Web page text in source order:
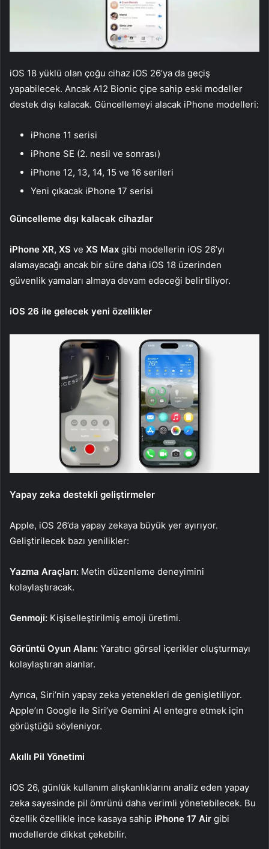
iOS 18 yüklü olan çoğu cihaz iOS 26’ya da geçiş
yapabilecek. Ancak A12 Bionic çipe sahip eski modeller
destek dışı kalacak. Güncellemeyi alacak iPhone modelleri:
iPhone 11 serisi
iPhone SE (2. nesil ve sonrası)
iPhone 12, 13, 14, 15 ve 16 serileri
Yeni çıkacak iPhone 17 serisi
Güncelleme dışı kalacak cihazlar
iPhone XR, XS ve XS Max gibi modellerin iOS 26’yı
alamayacağı ancak bir süre daha iOS 18 üzerinden
güvenlik yamaları almaya devam edeceği belirtiliyor.
iOS 26 ile gelecek yeni özellikler
Yapay zeka destekli geliştirmeler
Apple, iOS 26’da yapay zekaya büyük yer ayırıyor.
Geliştirilecek bazı yenilikler:
Yazma Araçları: Metin düzenleme deneyimini
kolaylaştıracak.
Genmoji: Kişiselleştirilmiş emoji üretimi.
Görüntü Oyun Alanı: Yaratıcı görsel içerikler oluşturmayı
kolaylaştıran alanlar.
Ayrıca, Siri’nin yapay zeka yetenekleri de genişletiliyor.
Apple’ın Google ile Siri’ye Gemini AI entegre etmek için
görüştüğü söyleniyor.
Akıllı Pil Yönetimi
iOS 26, günlük kullanım alışkanlıklarını analiz eden yapay
zeka sayesinde pil ömrünü daha verimli yönetebilecek. Bu
özellik özellikle ince kasaya sahip iPhone 17 Air gibi
modellerde dikkat çekebilir.